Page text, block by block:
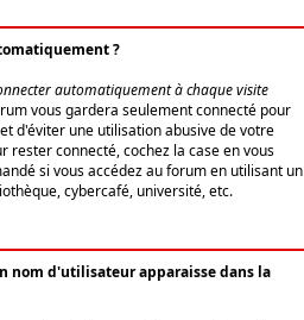
?
automatiquement à chaque visite
vous gardera seulement connecté pour
d'éviter une utilisation abusive de votre
rester connecté, cochez la case en vous
si vous accédez au forum en utilisant un
cybercafé, université, etc.
nom d'utilisateur apparaisse dans la